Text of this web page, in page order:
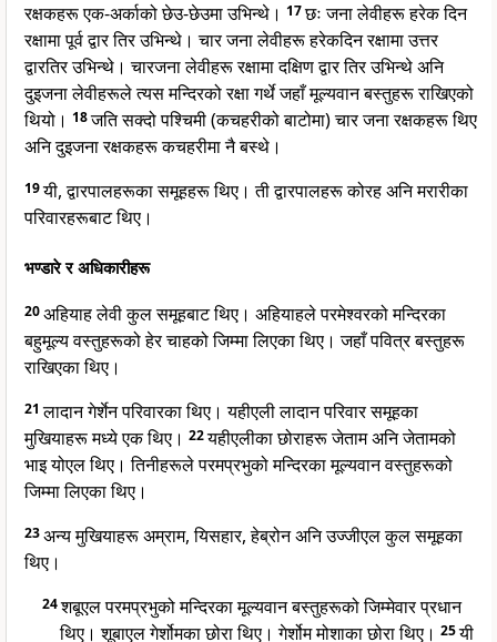
रक्षकहरू एक-अर्काको छेउ-छेउमा उभिन्थे। 17छः जना लेवीहरू हरेक दिन
रक्षामा पूर्व द्वार तिर उभिन्थे। चार जना लेवीहरू हरेकदिन रक्षामा उत्तर
द्वारतिर उभिन्थे। चारजना लेवीहरू रक्षामा दक्षिण द्वार तिर उभिन्थे अनि
दुइजना लेवीहरूले त्यस मन्दिरको रक्षा गर्थे जहाँ मूल्यवान बस्तुहरू राखिएको
थियो। 18जति सक्दो पश्चिमी (कचहरीको बाटोमा) चार जना रक्षकहरू थिए
अनि दुइजना रक्षकहरू कचहरीमा नै बस्थे।
19यी, द्वारपालहरूका समूहहरू थिए। ती द्वारपालहरू कोरह अनि मरारीका
परिवारहरूबाट थिए।
भण्डारे र अधिकारीहरू
20अहियाह लेवी कुल समूहबाट थिए। अहियाहले परमेश्वरको मन्दिरका
बहुमूल्य वस्तुहरूको हेर चाहको जिम्मा लिएका थिए। जहाँ पवित्र बस्तुहरू
राखिएका थिए।
21लादान गेर्शेन परिवारका थिए। यहीएली लादान परिवार समूहका
मुखियाहरू मध्ये एक थिए। 22यहीएलीका छोराहरू जेताम अनि जेतामको
भाइ योएल थिए। तिनीहरूले परमप्रभुको मन्दिरका मूल्यवान वस्तुहरूको
जिम्मा लिएका थिए।
23अन्य मुखियाहरू अम्राम, यिसहार, हेब्रोन अनि उज्जीएल कुल समूहका
थिए।
24शबूएल परमप्रभुको मन्दिरका मूल्यवान बस्तुहरूको जिम्मेवार प्रधान
थिए। शूबाएल गेर्शोमका छोरा थिए। गेर्शोम मोशाका छोरा थिए। 25यी